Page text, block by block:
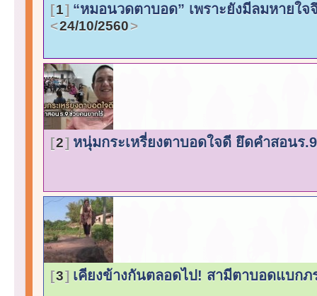
1 “หมอนวดตาบอด” เพราะยังมีลมหายใ
24/10/2560
2 หนุ่มกระเหรี่ยงตาบอดใจดี ยึดคำสอนร
3 เคียงข้างกันตลอดไป! สามีตาบอดแบก